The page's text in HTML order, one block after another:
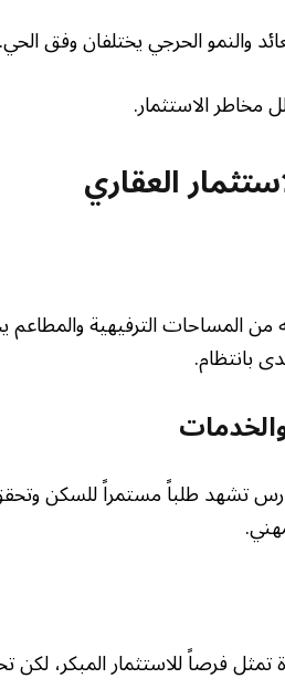
والنمو الحرجي يختلفان وفق الحي.
مخاطر الاستثمار.
العقاري
من المساحات الترفيهية
بانتظام.
والخدمات
تشهد طلباً مستمراً للسكن
فرصاً للاستثمار المبكر، لكن